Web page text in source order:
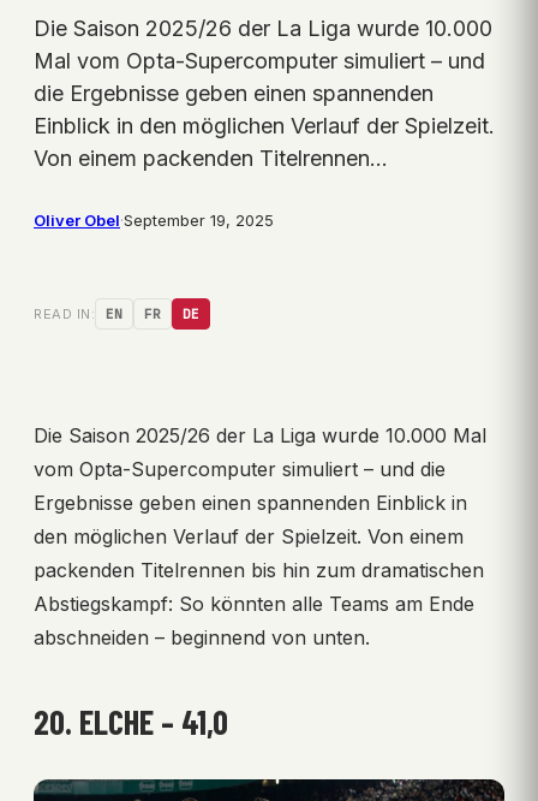
Die Saison 2025/26 der La Liga wurde 10.000
Mal vom Opta-Supercomputer simuliert – und
die Ergebnisse geben einen spannenden
Einblick in den möglichen Verlauf der Spielzeit.
Von einem packenden Titelrennen…
Oliver Obel·September 19, 2025
READ IN: EN FR DE
Die Saison 2025/26 der La Liga wurde 10.000 Mal
vom Opta-Supercomputer simuliert – und die
Ergebnisse geben einen spannenden Einblick in
den möglichen Verlauf der Spielzeit. Von einem
packenden Titelrennen bis hin zum dramatischen
Abstiegskampf: So könnten alle Teams am Ende
abschneiden – beginnend von unten.
20. ELCHE – 41,0